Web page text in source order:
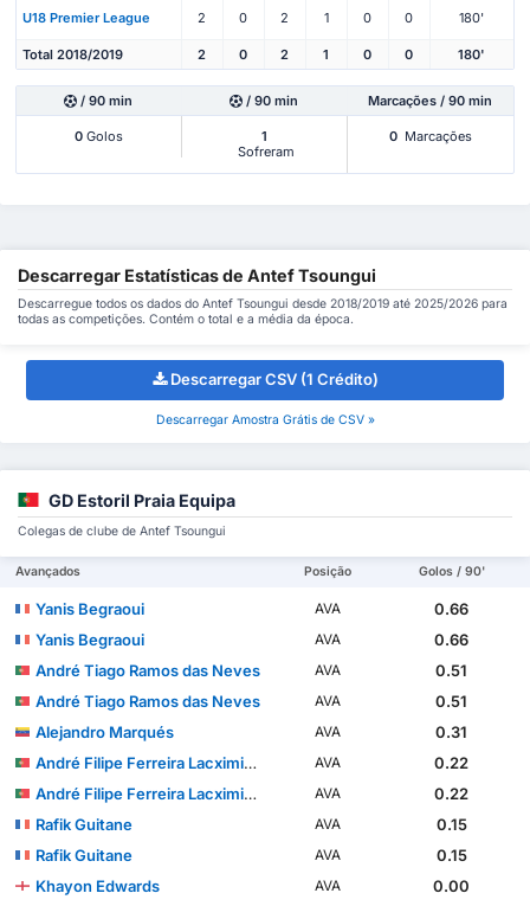
U18 Premier League 2 0 2 1 0 0 180'
Total 2018/2019 2 0 2 1 0 0 180'
/ 90 min / 90 min Marcações / 90 min
0Golos
1
Sofreram
0 Marcações
Descarregar Estatísticas de Antef Tsoungui
Descarregue todos os dados do Antef Tsoungui desde 2018/2019 até 2025/2026 para
todas as competições. Contém o total e a média da época.
Descarregar CSV (1 Crédito)
Descarregar Amostra Grátis de CSV »
GD Estoril Praia Equipa
Colegas de clube de Antef Tsoungui
Avançados Posição Golos / 90'
Yanis Begraoui AVA
0.66
Yanis Begraoui
AVA
0.66
André Tiago Ramos das Neves
AVA
0.51
André Tiago Ramos das Neves
AVA
0.51
Alejandro Marqués
AVA
0.31
André Filipe Ferreira Lacximicant
AVA
0.22
André Filipe Ferreira Lacximicant
AVA
0.22
Rafik Guitane
AVA
0.15
Rafik Guitane
AVA
0.15
Khayon Edwards
AVA
0.00